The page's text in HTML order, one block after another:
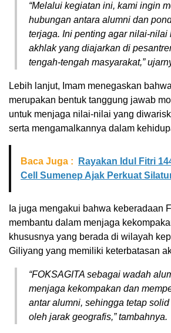
“Melalui kegiatan ini, kami ingin
hubungan antara alumni dan
terjaga. Ini penting agar nilai-nilai
akhlak yang diajarkan di
tengah-tengah masyarakat,”
Lebih lanjut, Imam menegaskan
merupakan bentuk tanggung jawab
untuk menjaga nilai-nilai yang
serta mengamalkannya dalam
Baca Juga :
Rayakan Idul Fitri
Cell Sumenep Ajak Perkuat
Ia juga mengakui bahwa keberadaan
membantu dalam menjaga
khususnya yang berada di wilayah
Giliyang yang memiliki keterbatasan
“FOKSAGITA sebagai wadah
menjaga kekompakan dan
antar alumni, sehingga tetap
oleh jarak geografis,” tambahnya.